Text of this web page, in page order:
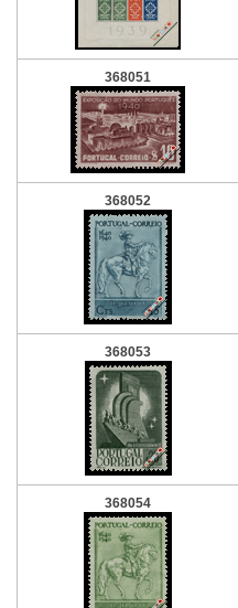
368051
368052
368053
368054